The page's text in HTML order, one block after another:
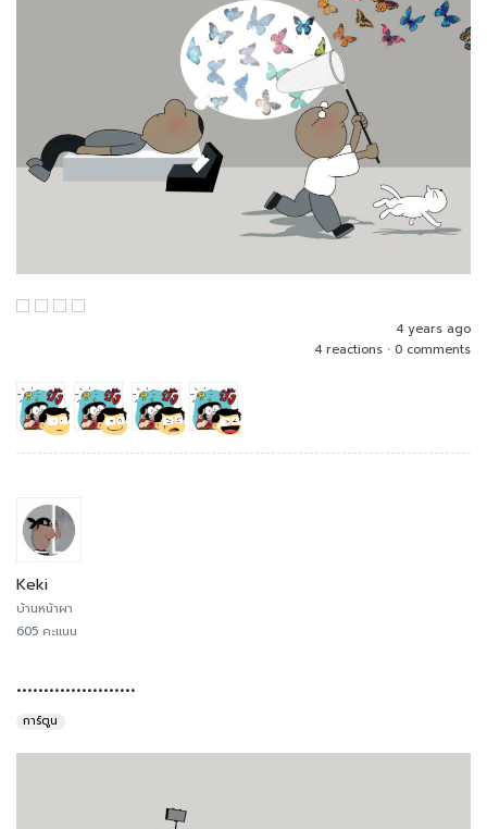
4 years ago
4 reactions • 0 comments
Keki
บ้านหน้าผา
605 คะแนน
......................
การ์ตูน